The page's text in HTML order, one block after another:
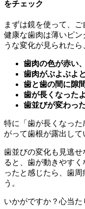
をチェック
まずは鏡を使って、
健康な歯肉は薄いピ
うな変化が見られたら
歯肉の色が赤い
歯肉がぶよぶよ
歯と歯の間に隙
歯が長くなった
歯並びが変わっ
特に「歯が長くなっ
がって歯根が露出して
歯並びの変化も見逃
ると、歯が動きやす
ったと感じたら、歯
う。
いかがですか？心当た